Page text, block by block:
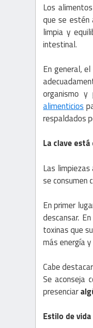
Los
que se estén
limpia y
intestinal.
En general,
organismo
alimenticios
respaldados
La clave
Las
se consumen
En primer
descansar.
toxinas que
más energía
Cabe
Se aconseja
presenciar
Estilo de